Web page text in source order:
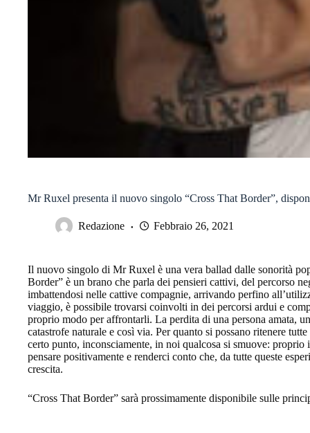
Mr Ruxel presenta il nuovo singolo “Cross That Border”,
Redazione Febbraio 26, 2021
Il nuovo singolo di Mr Ruxel è una vera ballad dalle sonorità
Border” è un brano che parla dei pensieri cattivi, del percorso
imbattendosi nelle cattive compagnie, arrivando perfino
viaggio, è possibile trovarsi coinvolti in dei percorsi ardui e
proprio modo per affrontarli. La perdita di una persona amata,
catastrofe naturale e così via. Per quanto si possano ritenere
certo punto, inconsciamente, in noi qualcosa si smuove:
pensare positivamente e renderci conto che, da tutte queste
crescita.
“Cross That Border” sarà prossimamente disponibile sulle